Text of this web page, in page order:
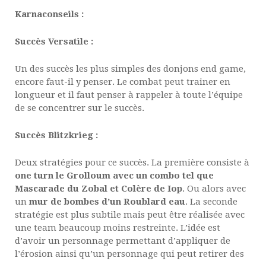
Karnaconseils :
Succès Versatile :
Un des succès les plus simples des donjons end game,
encore faut-il y penser. Le combat peut trainer en
longueur et il faut penser à rappeler à toute l’équipe
de se concentrer sur le succès.
Succès Blitzkrieg :
Deux stratégies pour ce succès. La première consiste à
one turn le Grolloum avec un combo tel que
Mascarade du Zobal et Colère de Iop. Ou alors avec
unmur de bombes d’un Roublard eau. La seconde
stratégie est plus subtile mais peut être réalisée avec
une team beaucoup moins restreinte. L’idée est
d’avoir un personnage permettant d’appliquer de
l’érosion ainsi qu’un personnage qui peut retirer des